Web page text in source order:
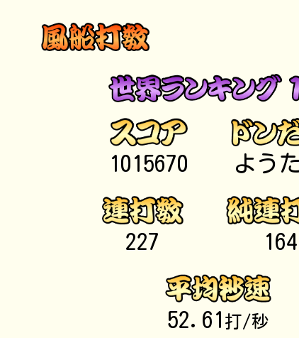
1015670 よう
227 164
52.61 打/秒